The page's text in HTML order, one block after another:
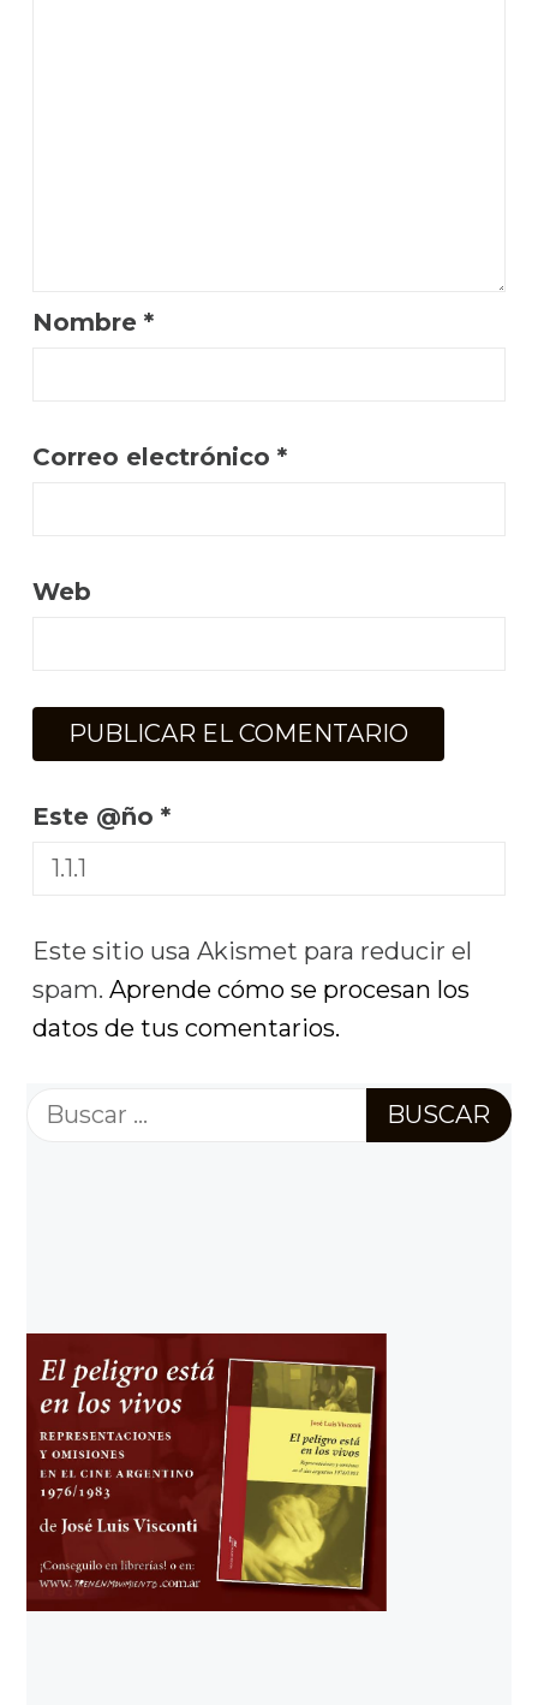
Nombre *
Correo electrónico *
Web
Este @ño *
Este sitio usa Akismet para reducir el
spam. Aprende cómo se procesan los
datos de tus comentarios.
Buscar: